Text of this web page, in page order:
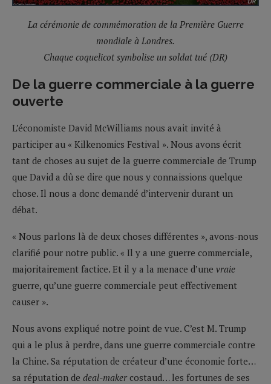
La cérémonie de commémoration de la Première Guerre
mondiale à Londres.
Chaque coquelicot symbolise un soldat tué (DR)
De la guerre commerciale à la guerre
ouverte
L’économiste David McWilliams nous avait invité à
participer au « Kilkenomics Festival ». Nous avons écrit
tant de choses au sujet de la guerre commerciale de Trump
que David a dû se dire que nous y connaissions quelque
chose. Il nous a donc demandé d’intervenir durant un
débat.
« Nous parlons là de deux choses différentes », avons-nous
clarifié pour notre public. « Il y a une guerre commerciale,
majoritairement factice. Et il y a la menace d’une vraie
guerre, qu’une guerre commerciale peut effectivement
causer ».
Nous avons expliqué notre point de vue. C’est M. Trump
qui a le plus à perdre, dans une guerre commerciale contre
la Chine. Sa réputation de créateur d’une économie forte…
sa réputation de deal-maker costaud… les fortunes de ses